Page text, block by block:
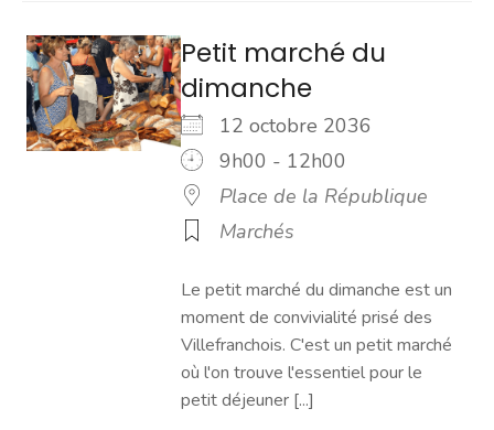
Petit marché du
dimanche
12 octobre 2036
9h00 - 12h00
Place de la République
Marchés
Le petit marché du dimanche est un
moment de convivialité prisé des
Villefranchois. C'est un petit marché
où l'on trouve l'essentiel pour le
petit déjeuner [...]